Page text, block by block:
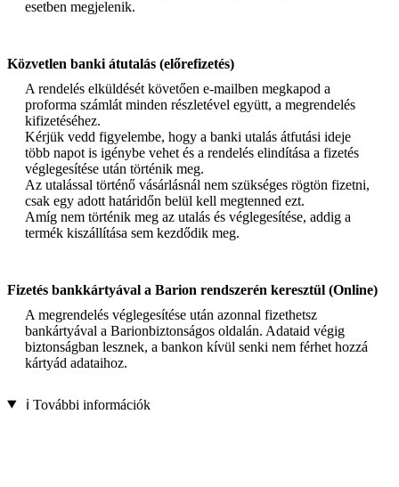
esetben megjelenik.
Közvetlen banki átutalás (előrefizetés)
A rendelés elküldését követően e-mailben megkapod a
proforma számlát minden részletével együtt, a megrendelés
kifizetéséhez.
Kérjük vedd figyelembe, hogy a banki utalás átfutási ideje
több napot is igénybe vehet és a rendelés elindítása a fizetés
véglegesítése után történik meg.
Az utalással történő vásárlásnál nem szükséges rögtön fizetni,
csak egy adott határidőn belül kell megtenned ezt.
Amíg nem történik meg az utalás és véglegesítése, addig a
termék kiszállítása sem kezdődik meg.
Fizetés bankkártyával a Barion rendszerén keresztül (Online)
A megrendelés véglegesítése után azonnal fizethetsz
bankártyával a Barionbiztonságos oldalán. Adataid végig
biztonságban lesznek, a bankon kívül senki nem férhet hozzá
kártyád adataihoz.
ℹ️ További információk